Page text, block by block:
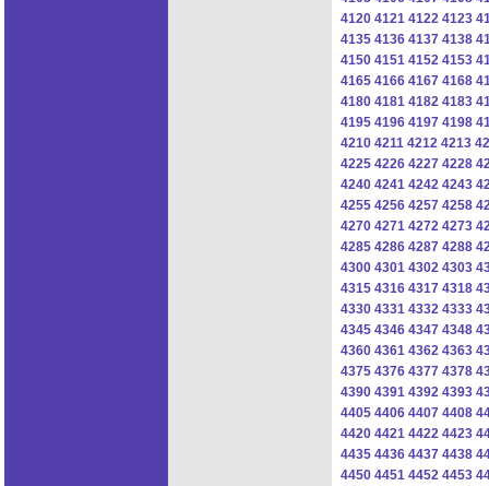
4120 4121 4122 4123
4135 4136 4137 4138
4150 4151 4152 4153
4165 4166 4167 4168
4180 4181 4182 4183
4195 4196 4197 4198
4210 4211 4212 4213
4225 4226 4227 4228
4240 4241 4242 4243
4255 4256 4257 4258
4270 4271 4272 4273
4285 4286 4287 4288
4300 4301 4302 4303
4315 4316 4317 4318
4330 4331 4332 4333
4345 4346 4347 4348
4360 4361 4362 4363
4375 4376 4377 4378
4390 4391 4392 4393
4405 4406 4407 4408
4420 4421 4422 4423
4435 4436 4437 4438
4450 4451 4452 4453